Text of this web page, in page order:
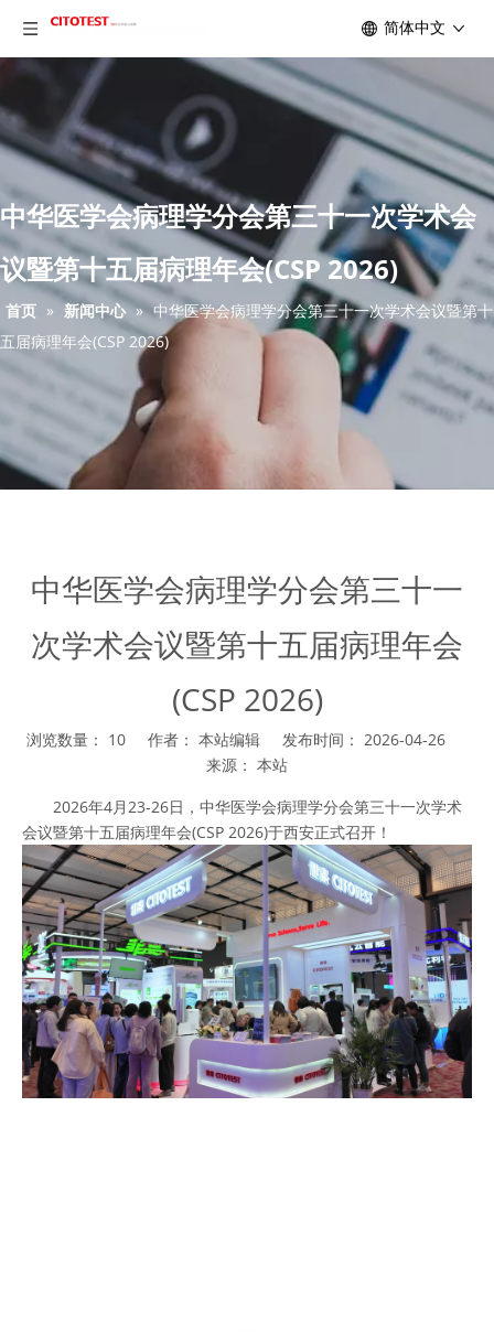
简体中文
中华医学会病理学分会第三十一次学术会
议暨第十五届病理年会(CSP 2026)
首页 » 新闻中心 » 中华医学会病理学分会第三十一次学术会议暨第十
五届病理年会(CSP 2026)
中华医学会病理学分会第三十一
次学术会议暨第十五届病理年会
(CSP 2026)
浏览数量： 10 作者： 本站编辑 发布时间： 2026-04-26
来源： 本站
["wechat","weibo","qzone","douban","email"]
2026年4月23-26日，中华医学会病理学分会第三十一次学术
会议暨第十五届病理年会(CSP 2026)于西安正式召开！